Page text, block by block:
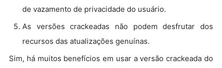
de vazamento de privacidade do usuário.
As versões crackeadas não podem desfrutar dos
recursos das atualizações genuínas.
Sim, há muitos benefícios em usar a versão crackeada do